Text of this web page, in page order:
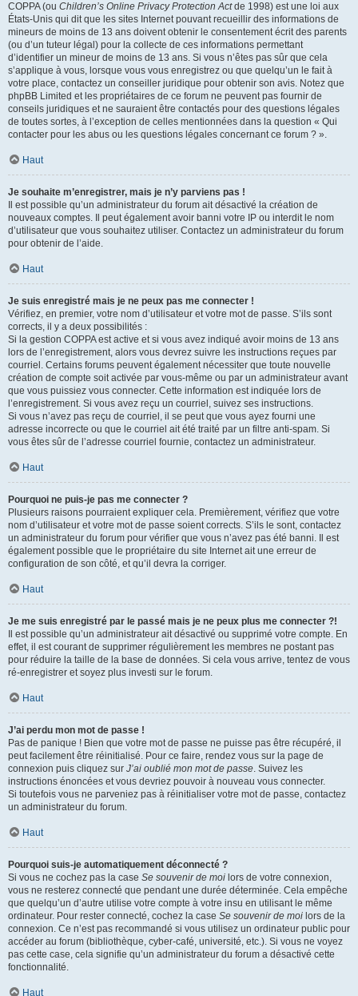
COPPA (ou Children’s Online Privacy Protection Actde 1998) est une loi aux
États-Unis qui dit que les sites Internet pouvant recueillir des informations de
mineurs de moins de 13 ans doivent obtenir le consentement écrit des parents
(ou d’un tuteur légal) pour la collecte de ces informations permettant
d’identifier un mineur de moins de 13 ans. Si vous n’êtes pas sûr que cela
s’applique à vous, lorsque vous vous enregistrez ou que quelqu’un le fait à
votre place, contactez un conseiller juridique pour obtenir son avis. Notez que
phpBB Limited et les propriétaires de ce forum ne peuvent pas fournir de
conseils juridiques et ne sauraient être contactés pour des questions légales
de toutes sortes, à l’exception de celles mentionnées dans la question « Qui
contacter pour les abus ou les questions légales concernant ce forum ? ».
Haut
Je souhaite m’enregistrer, mais je n’y parviens pas !
Il est possible qu’un administrateur du forum ait désactivé la création de
nouveaux comptes. Il peut également avoir banni votre IP ou interdit le nom
d’utilisateur que vous souhaitez utiliser. Contactez un administrateur du forum
pour obtenir de l’aide.
Haut
Je suis enregistré mais je ne peux pas me connecter !
Vérifiez, en premier, votre nom d’utilisateur et votre mot de passe. S’ils sont
corrects, il y a deux possibilités :
Si la gestion COPPA est active et si vous avez indiqué avoir moins de 13 ans
lors de l’enregistrement, alors vous devrez suivre les instructions reçues par
courriel. Certains forums peuvent également nécessiter que toute nouvelle
création de compte soit activée par vous-même ou par un administrateur avant
que vous puissiez vous connecter. Cette information est indiquée lors de
l’enregistrement. Si vous avez reçu un courriel, suivez ses instructions.
Si vous n’avez pas reçu de courriel, il se peut que vous ayez fourni une
adresse incorrecte ou que le courriel ait été traité par un filtre anti-spam. Si
vous êtes sûr de l’adresse courriel fournie, contactez un administrateur.
Haut
Pourquoi ne puis-je pas me connecter ?
Plusieurs raisons pourraient expliquer cela. Premièrement, vérifiez que votre
nom d’utilisateur et votre mot de passe soient corrects. S’ils le sont, contactez
un administrateur du forum pour vérifier que vous n’avez pas été banni. Il est
également possible que le propriétaire du site Internet ait une erreur de
configuration de son côté, et qu’il devra la corriger.
Haut
Je me suis enregistré par le passé mais je ne peux plus me connecter ?!
Il est possible qu’un administrateur ait désactivé ou supprimé votre compte. En
effet, il est courant de supprimer régulièrement les membres ne postant pas
pour réduire la taille de la base de données. Si cela vous arrive, tentez de vous
ré-enregistrer et soyez plus investi sur le forum.
Haut
J’ai perdu mon mot de passe !
Pas de panique ! Bien que votre mot de passe ne puisse pas être récupéré, il
peut facilement être réinitialisé. Pour ce faire, rendez vous sur la page de
connexion puis cliquez sur J’ai oublié mon mot de passe. Suivez les
instructions énoncées et vous devriez pouvoir à nouveau vous connecter.
Si toutefois vous ne parveniez pas à réinitialiser votre mot de passe, contactez
un administrateur du forum.
Haut
Pourquoi suis-je automatiquement déconnecté ?
Si vous ne cochez pas la case Se souvenir de moi lors de votre connexion,
vous ne resterez connecté que pendant une durée déterminée. Cela empêche
que quelqu’un d’autre utilise votre compte à votre insu en utilisant le même
ordinateur. Pour rester connecté, cochez la case Se souvenir de moi lors de la
connexion. Ce n’est pas recommandé si vous utilisez un ordinateur public pour
accéder au forum (bibliothèque, cyber-café, université, etc.). Si vous ne voyez
pas cette case, cela signifie qu’un administrateur du forum a désactivé cette
fonctionnalité.
Haut